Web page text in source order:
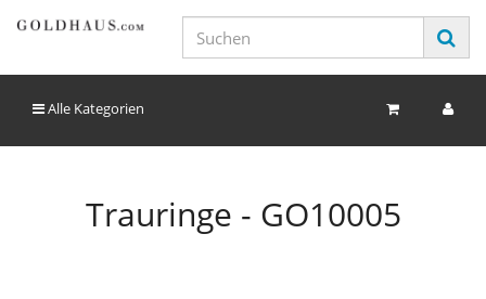
Alle Kategorien
Trauringe - GO10005